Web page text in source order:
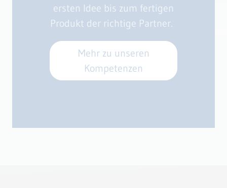
ersten Idee bis zum fertigen
Produkt der richtige Partner.
Mehr zu unseren
Kompetenzen